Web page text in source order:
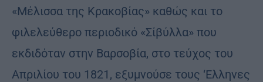
«Μέλισσα της Κρακοβίας» καθώς και το
φιλελεύθερο περιοδικό «Σίβύλλα» που
εκδιδόταν στην Βαρσοβία, στο τεύχος του
Απριλίου του 1821, εξυμνούσε τους ‘Ελληνες